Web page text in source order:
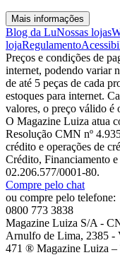
Mais informações
Blog da LuNossas lojas
lojaRegulamento
Preços e condições de
internet, podendo variar
de até 5 peças de cada
estoques para internet.
valores, o preço válido é
O Magazine Luiza atua
Resolução CMN nº
crédito e operações de
Crédito, Financiamento
02.206.577/0001-80.
Compre pelo chat
ou compre pelo telefone:
0800 773 3838
Magazine Luiza S/A -
Arnulfo de Lima, 2385 -
471 ® Magazine Luiza –